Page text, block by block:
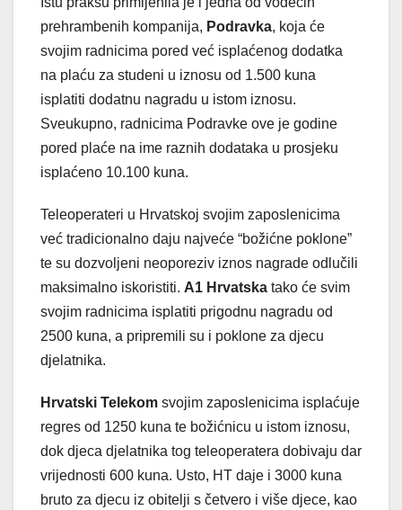
prehrambenih kompanija, Podravka, koja će
svojim radnicima pored već isplaćenog dodatka
na plaću za studeni u iznosu od 1.500 kuna
isplatiti dodatnu nagradu u istom iznosu.
Sveukupno, radnicima Podravke ove je godine
pored plaće na ime raznih dodataka u prosjeku
isplaćeno 10.100 kuna.
Teleoperateri u Hrvatskoj svojim zaposlenicima
već tradicionalno daju najveće “božićne poklone”
te su dozvoljeni neoporeziv iznos nagrade odlučili
maksimalno iskoristiti. A1 Hrvatska tako će svim
svojim radnicima isplatiti prigodnu nagradu od
2500 kuna, a pripremili su i poklone za djecu
djelatnika.
Hrvatski Telekom svojim zaposlenicima isplaćuje
regres od 1250 kuna te božićnicu u istom iznosu,
dok djeca djelatnika tog teleoperatera dobivaju dar
vrijednosti 600 kuna. Usto, HT daje i 3000 kuna
bruto za djecu iz obitelji s četvero i više djece, kao